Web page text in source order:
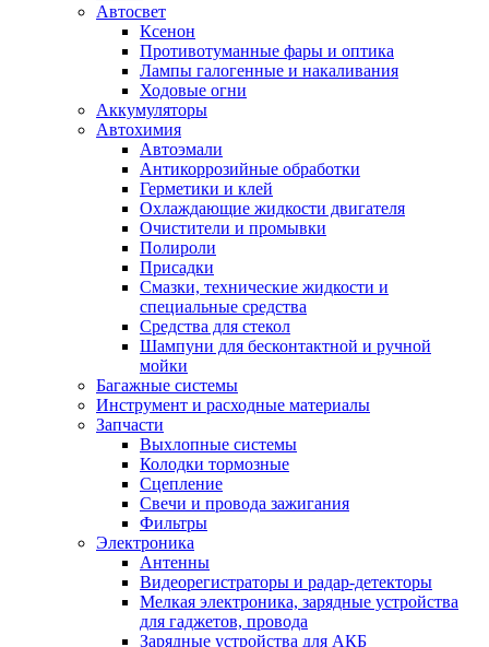
Автосвет
Ксенон
Противотуманные фары и оптика
Лампы галогенные и накаливания
Ходовые огни
Аккумуляторы
Автохимия
Автоэмали
Антикоррозийные обработки
Герметики и клей
Охлаждающие жидкости двигателя
Очистители и промывки
Полироли
Присадки
Смазки, технические жидкости и
специальные средства
Средства для стекол
Шампуни для бесконтактной и ручной
мойки
Багажные системы
Инструмент и расходные материалы
Запчасти
Выхлопные системы
Колодки тормозные
Сцепление
Свечи и провода зажигания
Фильтры
Электроника
Антенны
Видеорегистраторы и радар-детекторы
Мелкая электроника, зарядные устройства
для гаджетов, провода
Зарядные устройства для АКБ